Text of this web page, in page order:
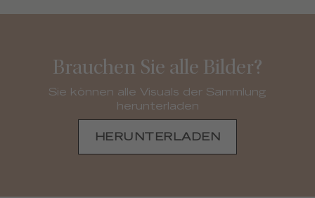
Brauchen Sie alle Bilder?
Sie können alle Visuals der Sammlung
herunterladen
HERUNTERLADEN